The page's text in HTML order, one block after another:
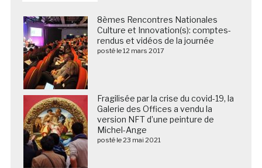
8èmes Rencontres Nationales
Culture et Innovation(s): comptes-
rendus et vidéos de la journée
posté le 12 mars 2017
Fragilisée par la crise du covid-19, la
Galerie des Offices a vendu la
version NFT d’une peinture de
Michel-Ange
posté le 23 mai 2021